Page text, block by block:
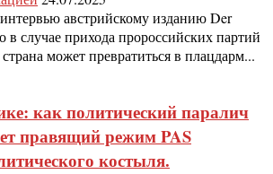
австрийскому изданию Der
в случае прихода пророссийских партий
может превратиться в плацдарм...
как политический паралич
правящий режим PAS
костыля.